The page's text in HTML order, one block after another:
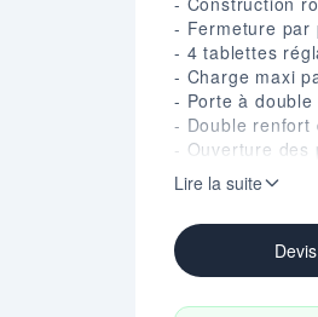
- Fermeture par
- 4 tablettes
- Charge maxi
- Porte à
- Double renfort
- Ouverture des
- Coloris :
- 3 dimensions
- Garantie 10
Lire la suite
Devis